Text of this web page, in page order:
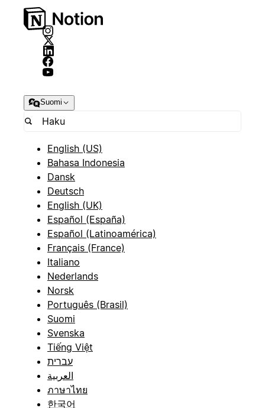
Suomi
English (US)
Bahasa Indonesia
Dansk
Deutsch
English (UK)
Español (España)
Español (Latinoamérica)
Français (France)
Italiano
Nederlands
Norsk
Português (Brasil)
Suomi
Svenska
Tiếng Việt
עברית
العربية
ภาษาไทย
한국어